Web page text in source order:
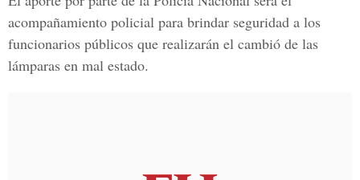
acompañamiento policial para brindar seguridad a los
funcionarios públicos que realizarán el cambió de las
lámparas en mal estado.